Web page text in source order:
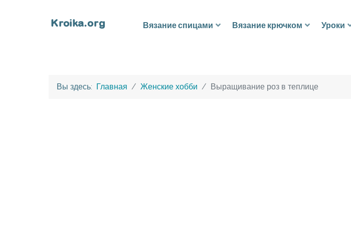
Вязание спицами Вязание крючком Уроки
Вы здесь: Главная Женские хобби Выращивание роз в теплице